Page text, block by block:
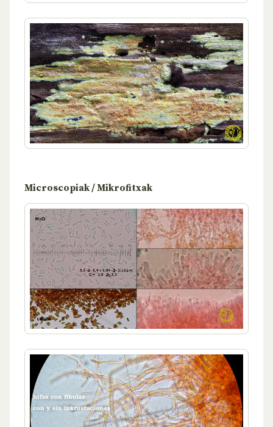
Microscopiak / Mikrofitxak